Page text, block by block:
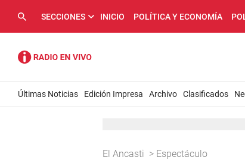
SECCIONES INICIO POLÍTICA Y ECONOMÍA
Últimas Noticias Edición Impresa Archivo Clasificados
El Ancasti > Espectáculo